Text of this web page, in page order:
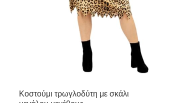
Κοστούμι τρωγλοδύτη με σκάλι